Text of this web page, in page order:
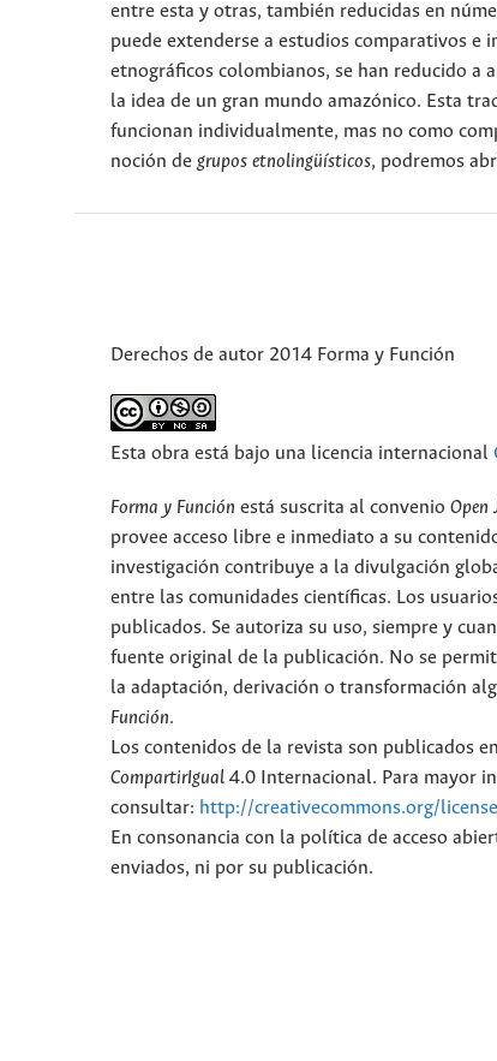
entre esta y otras, también reducidas en
puede extenderse a estudios comparativos
etnográficos colombianos, se han reducido a
la idea de un gran mundo amazónico. Esta
funcionan individualmente, mas no como
noción de grupos etnolingüísticos, podremos
Derechos de autor 2014 Forma y Función
Esta obra está bajo una licencia internacional
Forma y Función está suscrita al convenio Open
provee acceso libre e inmediato a su
investigación contribuye a la divulgación
entre las comunidades científicas. Los
publicados. Se autoriza su uso, siempre y
fuente original de la publicación. No se
la adaptación, derivación o transformación
Función.
Los contenidos de la revista son publicados
CompartirIgual 4.0 Internacional. Para mayor
consultar: http://creativecommons.org/
En consonancia con la política de acceso
enviados, ni por su publicación.